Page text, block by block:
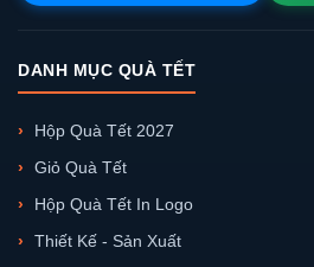
DANH MỤC QUÀ TẾT
Hộp Quà Tết 2027
Giỏ Quà Tết
Hộp Quà Tết In Logo
Thiết Kế - Sản Xuất